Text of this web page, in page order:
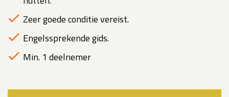
Zeer goede conditie vereist.
Engelssprekende gids.
Min. 1 deelnemer